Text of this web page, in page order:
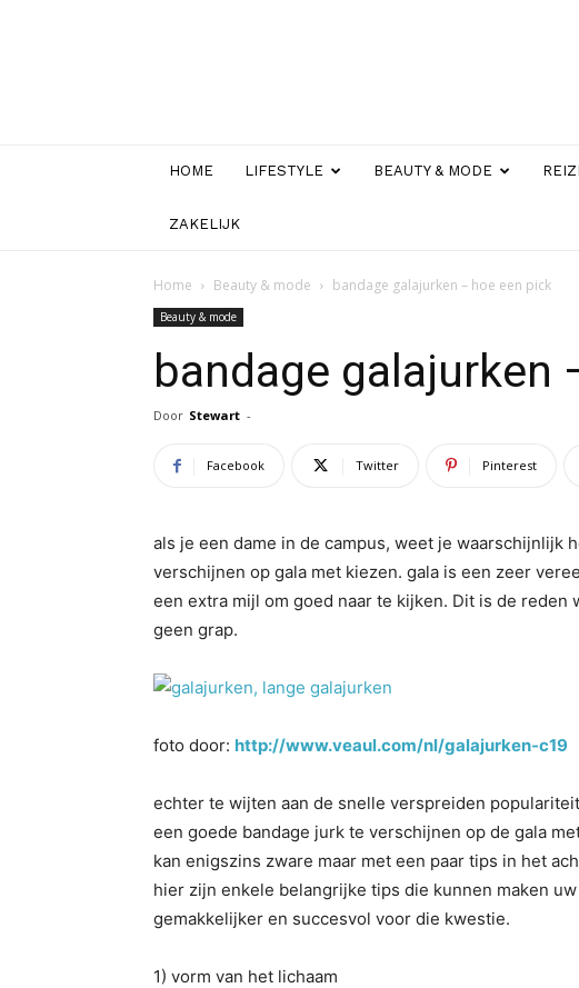
HOME LIFESTYLE BEAUTY & MODE
ZAKELIJK
Home Beauty & mode bandage galajurken – hoe een pick
Beauty & mode
bandage galajurken
Door Stewart -
Facebook Twitter Pinterest
als je een dame in de campus, weet je waarschijnlijk
verschijnen op gala met kiezen. gala is een zeer
een extra mijl om goed naar te kijken. Dit is de reden
geen grap.
foto door: http://www.veaul.com/nl/galajurken-c19
echter te wijten aan de snelle verspreiden
een goede bandage jurk te verschijnen op de gala
kan enigszins zware maar met een paar tips in het
hier zijn enkele belangrijke tips die kunnen maken
gemakkelijker en succesvol voor die kwestie.
1) vorm van het lichaam